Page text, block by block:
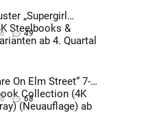
„Supergirl
Steelbooks &
ab 4. Quartal
49
On Elm Street“ 7-
Collection (4K
(Neuauflage) ab
68